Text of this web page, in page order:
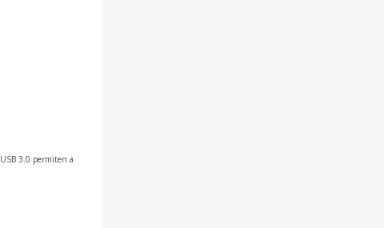
USB 3.0 permiten a